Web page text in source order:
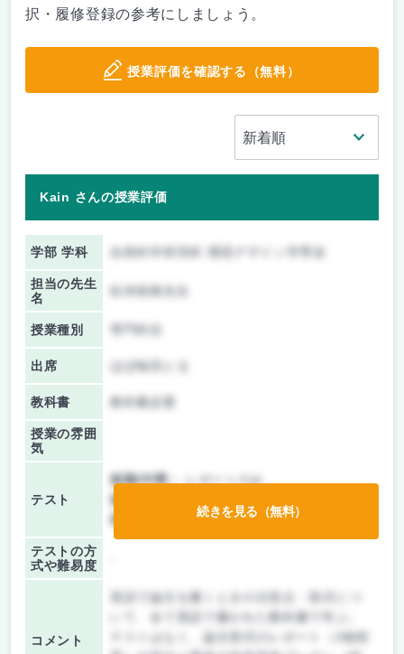
択・履修登録の参考にしましょう。
授業評価を確認する（無料）
Kain さんの授業評価
学部 学科
担当の先生
名
授業種別
出席 ほぼ毎回とる
教科書 教科書必要
授業の雰囲
気
テスト
前期/中間：
後期/期末：
教科書ノート持ち込み可
テストの方
式や難易度
コメント
英語で論文を書くときの注意点・形式につ
いて、全て英語で書かれた教科書で学ぶ。
テストはなく、論文形式のレポート（3枚程
続きを見る（無料）